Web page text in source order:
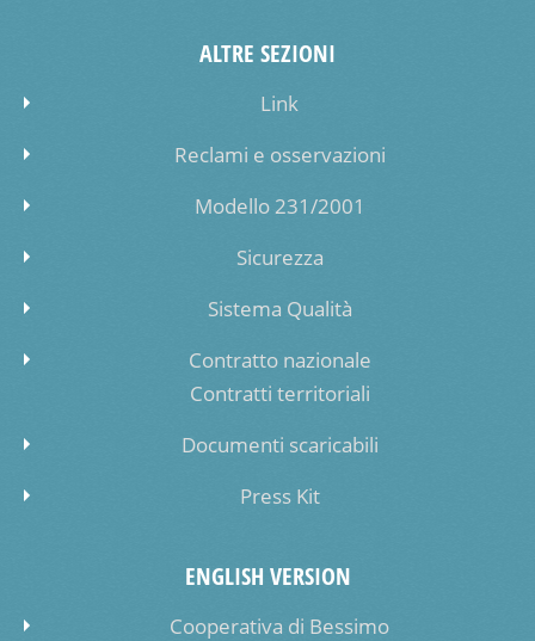
ALTRE SEZIONI
Link
Reclami e osservazioni
Modello 231/2001
Sicurezza
Sistema Qualità
Contratto nazionale
Contratti territoriali
Documenti scaricabili
Press Kit
ENGLISH VERSION
Cooperativa di Bessimo